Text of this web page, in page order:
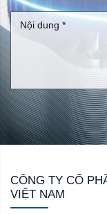
CÔNG TY CỔ
VIỆT NAM